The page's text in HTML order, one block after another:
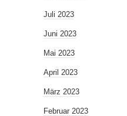
Juli 2023
Juni 2023
Mai 2023
April 2023
März 2023
Februar 2023